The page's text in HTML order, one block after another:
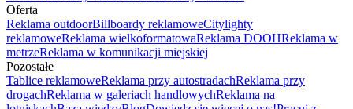
Oferta
Reklama outdoorBillboardy reklamoweCitylighty
reklamoweReklama wielkoformatowaReklama DOOHReklama w
metrzeReklama w komunikacji miejskiej
Pozostałe
Tablice reklamoweReklama przy autostradachReklama przy
drogachReklama w galeriach handlowychReklama na